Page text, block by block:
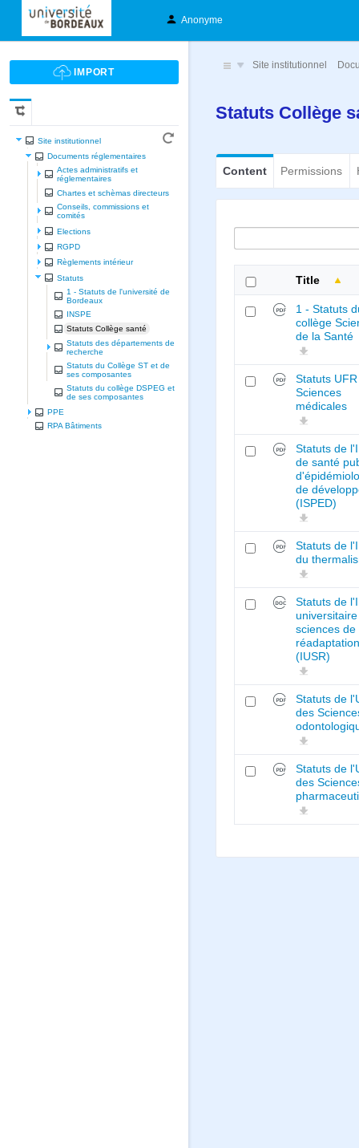
Anonyme
Site institutionnel
Documents réglementaires
Actes administratifs et
réglementaires
Chartes et schèmas directeurs
Conseils, commissions et
comités
Elections
RGPD
Règlements intérieur
Statuts
1 - Statuts de l'université de
Bordeaux
INSPE
Statuts Collège santé
Statuts des départements de
recherche
Statuts du Collège ST et de
ses composantes
Statuts du collège DSPEG et
de ses composantes
PPE
RPA Bâtiments
Site institutionnel
Statuts Collège
Content Permissions
Title
1 - Statuts
collège
de la Santé
Statuts
Sciences
médicales
Statuts de
de santé
de
(ISPED)
Statuts de
du
Statuts de
sciences de
(IUSR)
Statuts de
des
Statuts de
des